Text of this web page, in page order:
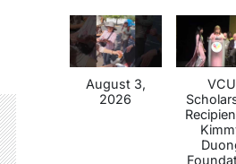
August 3,
2026
VCU